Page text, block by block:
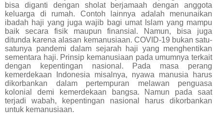
bisa diganti dengan sholat berjamaah dengan anggota
keluarga di rumah. Contoh lainnya adalah menunaikan
ibadah haji yang juga wajib bagi umat Islam yang mampu
baik secara fisik maupun finansial. Namun, bisa juga
ditunda karena alasan kemanusiaan. COVID-19 bukan satu-
satunya pandemi dalam sejarah haji yang menghentikan
sementara haji. Prinsip kemanusiaan pada umumnya terkait
dengan kepentingan nasional. Pada masa perang
kemerdekaan Indonesia misalnya, nyawa manusia harus
dikorbankan dalam pertempuran melawan penguasa
kolonial demi kemerdekaan bangsa. Namun pada saat
terjadi wabah, kepentingan nasional harus dikorbankan
untuk kemanusiaan.